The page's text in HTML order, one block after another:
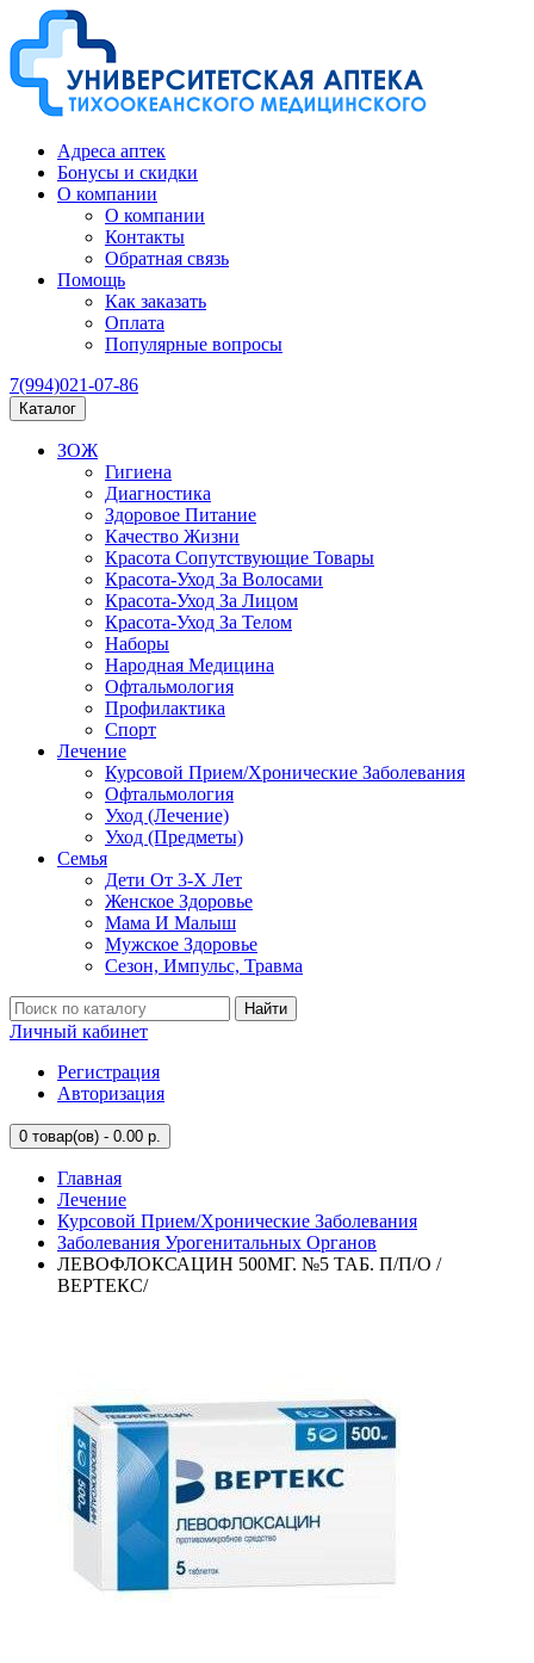
Адреса аптек
Бонусы и скидки
О компании
О компании
Контакты
Обратная связь
Помощь
Как заказать
Оплата
Популярные вопросы
7(994)021-07-86
Каталог
ЗОЖ
Гигиена
Диагностика
Здоровое Питание
Качество Жизни
Красота Сопутствующие Товары
Красота-Уход За Волосами
Красота-Уход За Лицом
Красота-Уход За Телом
Наборы
Народная Медицина
Офтальмология
Профилактика
Спорт
Лечение
Курсовой Прием/Хронические Заболевания
Офтальмология
Уход (Лечение)
Уход (Предметы)
Семья
Дети От 3-Х Лет
Женское Здоровье
Мама И Малыш
Мужское Здоровье
Сезон, Импульс, Травма
Найти
Личный кабинет
Регистрация
Авторизация
0 товар(ов) - 0.00 р.
Главная
Лечение
Курсовой Прием/Хронические Заболевания
Заболевания Урогенитальных Органов
ЛЕВОФЛОКСАЦИН 500МГ. №5 ТАБ. П/П/О /
ВЕРТЕКС/